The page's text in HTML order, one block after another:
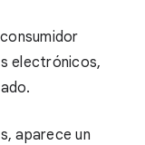
electrónicos,
aparece un